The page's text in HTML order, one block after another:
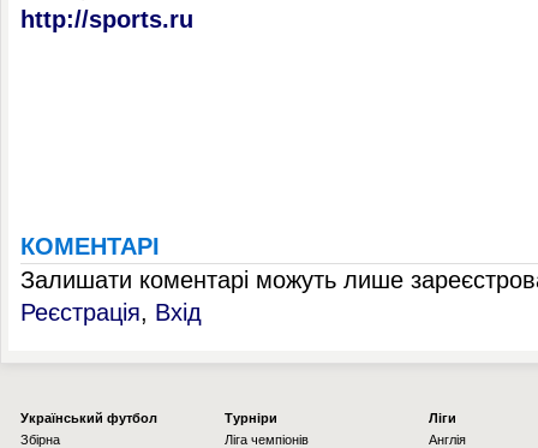
http://sports.ru
КОМЕНТАРІ
Залишати коментарі можуть лише
Реєстрація, Вхід
Українcький футбол
Збірна
Турніри
Ліга чемпіонів
Ліги
Англія